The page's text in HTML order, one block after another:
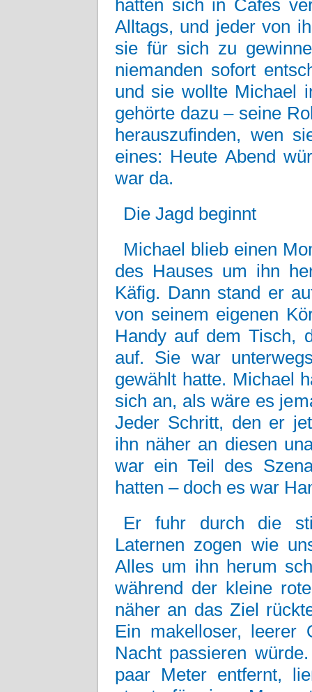
hatten sich in Cafés
Alltags, und jeder von
sie für sich zu
niemanden sofort
und sie wollte Michael
gehörte dazu – seine
herauszufinden, wen
eines: Heute Abend
war da.
Die Jagd beginnt
Michael blieb einen
des Hauses um ihn
Käfig. Dann stand er
von seinem eigenen
Handy auf dem Tisch,
auf. Sie war
gewählt hatte. Michael
sich an, als wäre es
Jeder Schritt, den er
ihn näher an diesen
war ein Teil des
hatten – doch es war
Er fuhr durch die
Laternen zogen wie
Alles um ihn herum
während der kleine
näher an das Ziel
Ein makelloser, leerer
Nacht passieren
paar Meter entfernt,